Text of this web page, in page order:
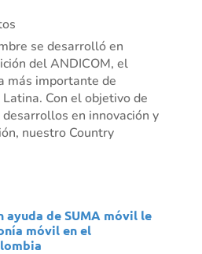
se desarrolló en
del ANDICOM, el
más importante de
Con el objetivo de
en innovación y
nuestro Country
ayuda de SUMA móvil le
móvil en el